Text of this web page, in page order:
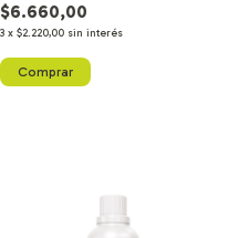
$6.660,00
3 x $2.220,00 sin interés